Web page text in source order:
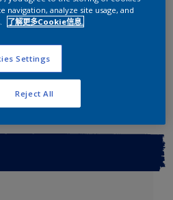
计算
作区 查找店铺
navigation, analyze site usage, and
了解更多Cookie信息.
Settings
Reject All